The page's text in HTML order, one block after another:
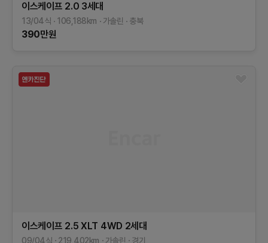
이스케이프 2.0 3세대
13/04식 106,188km 가솔린 충북
390만원
이스케이프 2.5 XLT 4WD 2세대
09/04식 219,402km 가솔린 경기